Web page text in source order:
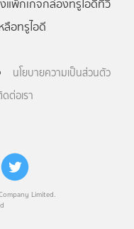
Limited.
แพ็กเกจกล่องทรูไอดีทีวี
ลือทรูไอดี
นโยบายความเป็นส่วนตัว
ต่อเรา